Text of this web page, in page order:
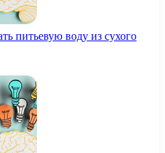
питьевую воду из сухого